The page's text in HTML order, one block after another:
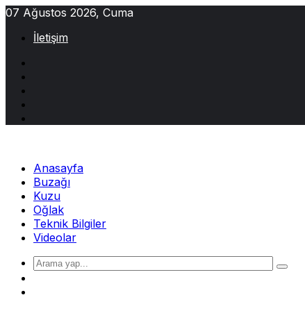
Skip
content
07 Ağustos 2026, Cuma
İletişim
Anasayfa
Buzağı
Kuzu
Oğlak
Teknik Bilgiler
Videolar